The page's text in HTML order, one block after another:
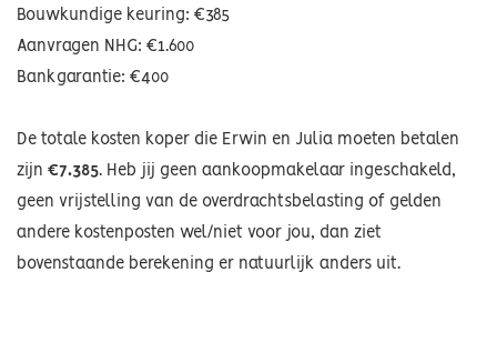
Bouwkundige keuring: €385
Aanvragen NHG: €1.600
Bankgarantie: €400
De totale kosten koper die Erwin en Julia moeten betalen
zijn €7.385. Heb jij geen aankoopmakelaar ingeschakeld,
geen vrijstelling van de overdrachtsbelasting of gelden
andere kostenposten wel/niet voor jou, dan ziet
bovenstaande berekening er natuurlijk anders uit.